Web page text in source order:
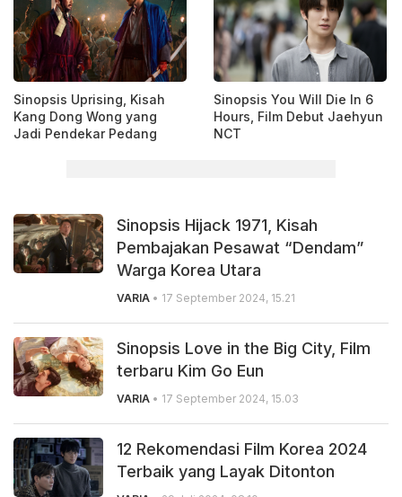
Sinopsis Uprising, Kisah
Kang Dong Wong yang
Jadi Pendekar Pedang
Sinopsis You Will Die In 6
Hours, Film Debut Jaehyun
NCT
Sinopsis Hijack 1971, Kisah
Pembajakan Pesawat “Dendam”
Warga Korea Utara
VARIA • 17 September 2024, 15.21
Sinopsis Love in the Big City, Film
terbaru Kim Go Eun
VARIA • 17 September 2024, 15.03
12 Rekomendasi Film Korea 2024
Terbaik yang Layak Ditonton